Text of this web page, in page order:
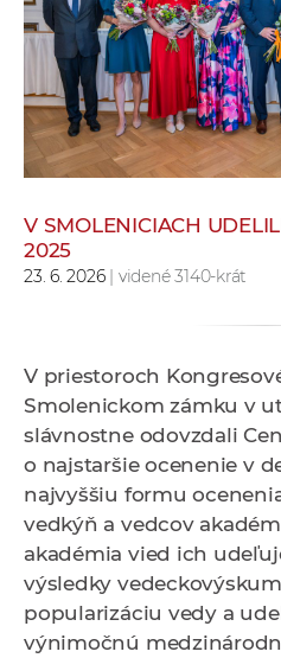
V SMOLENICIACH
2025
23. 6. 2026| videné 3140-krát
V priestoroch
Smolenickom zámku v
slávnostne odovzdali
o najstaršie ocenenie v
najvyššiu formu
vedkýň a vedcov
akadémia vied ich
výsledky
popularizáciu vedy a
výnimočnú